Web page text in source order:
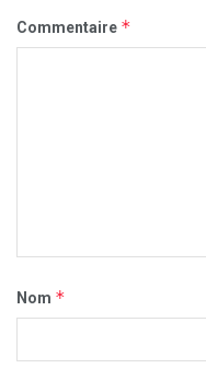
Commentaire *
Nom *